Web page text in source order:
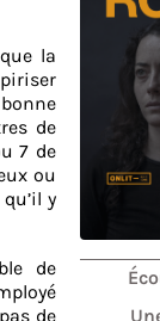
la
de
7 de
ou
y
de
de